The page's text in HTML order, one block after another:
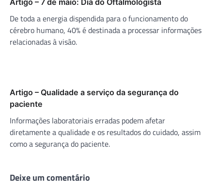
De toda a energia dispendida para o funcionamento do
cérebro humano, 40% é destinada a processar informações
relacionadas à visão.
Artigo – Qualidade a serviço da segurança do
paciente
Informações laboratoriais erradas podem afetar
diretamente a qualidade e os resultados do cuidado, assim
como a segurança do paciente.
Deixe um comentário